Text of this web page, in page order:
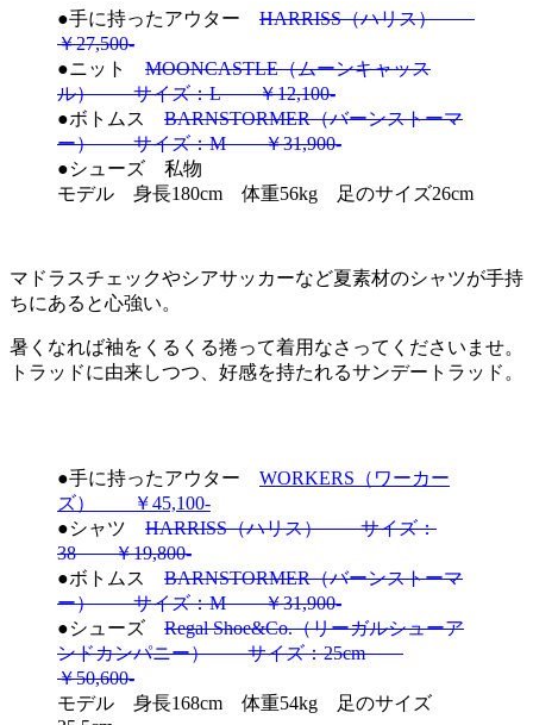
●手に持ったアウター HARRISS（ハリス）
￥27,500-
●ニット MOONCASTLE（ムーンキャッス
ル） サイズ：L ￥12,100-
●ボトムス BARNSTORMER（バーンストーマ
ー） サイズ：M ￥31,900-
●シューズ 私物
モデル 身長180cm 体重56kg 足のサイズ26cm
マドラスチェックやシアサッカーなど夏素材のシャツが手持
ちにあると心強い。
暑くなれば袖をくるくる捲って着用なさってくださいませ。
トラッドに由来しつつ、好感を持たれるサンデートラッド。
●手に持ったアウター WORKERS（ワーカー
ズ） ￥45,100-
●シャツ HARRISS（ハリス） サイズ：
38 ￥19,800-
●ボトムス BARNSTORMER（バーンストーマ
ー） サイズ：M ￥31,900-
●シューズ Regal Shoe&Co.（リーガルシューア
ンドカンパニー） サイズ：25cm
￥50,600-
モデル 身長168cm 体重54kg 足のサイズ